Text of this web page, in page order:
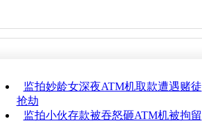
监拍妙龄女深夜ATM机取款遭遇赌徒
抢劫
监拍小伙存款被吞怒砸ATM机被拘留